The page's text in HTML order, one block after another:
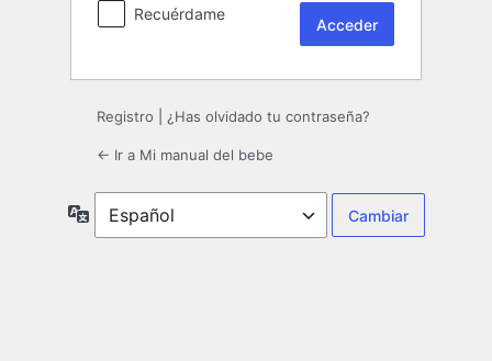
Recuérdame
Registro ¿Has olvidado tu contraseña?
← Ir a Mi manual del bebe
Idioma